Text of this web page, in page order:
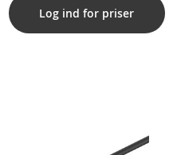
Log ind for priser